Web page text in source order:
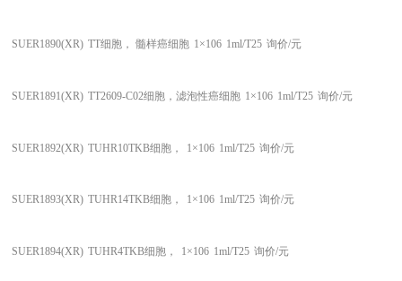
SUER1890(XR) TT细胞， 髓样癌细胞 1×106 1ml/T25 询价/元
SUER1891(XR) TT2609-C02细胞，滤泡性癌细胞 1×106 1ml/T25 询价/元
SUER1892(XR) TUHR10TKB细胞， 1×106 1ml/T25 询价/元
SUER1893(XR) TUHR14TKB细胞， 1×106 1ml/T25 询价/元
SUER1894(XR) TUHR4TKB细胞， 1×106 1ml/T25 询价/元